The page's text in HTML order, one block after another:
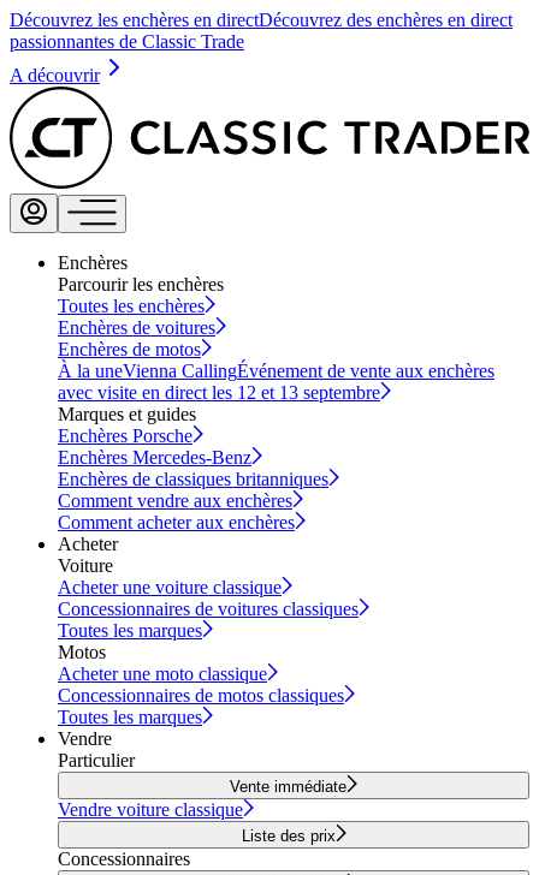
Découvrez les enchères en directDécouvrez des enchères en direct
passionnantes de Classic Trade
A découvrir
Enchères
Parcourir les enchères
Toutes les enchères
Enchères de voitures
Enchères de motos
À la uneVienna CallingÉvénement de vente aux enchères
avec visite en direct les 12 et 13 septembre
Marques et guides
Enchères Porsche
Enchères Mercedes-Benz
Enchères de classiques britanniques
Comment vendre aux enchères
Comment acheter aux enchères
Acheter
Voiture
Acheter une voiture classique
Concessionnaires de voitures classiques
Toutes les marques
Motos
Acheter une moto classique
Concessionnaires de motos classiques
Toutes les marques
Vendre
Particulier
Vente immédiate
Vendre voiture classique
Liste des prix
Concessionnaires